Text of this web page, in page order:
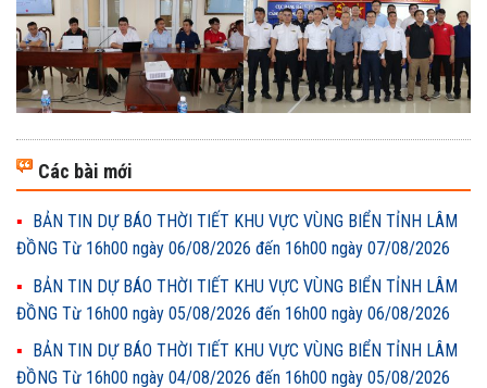
Các bài mới
BẢN TIN DỰ BÁO THỜI TIẾT KHU VỰC VÙNG BIỂN TỈNH LÂM
ĐỒNG Từ 16h00 ngày 06/08/2026 đến 16h00 ngày 07/08/2026
BẢN TIN DỰ BÁO THỜI TIẾT KHU VỰC VÙNG BIỂN TỈNH LÂM
ĐỒNG Từ 16h00 ngày 05/08/2026 đến 16h00 ngày 06/08/2026
BẢN TIN DỰ BÁO THỜI TIẾT KHU VỰC VÙNG BIỂN TỈNH LÂM
ĐỒNG Từ 16h00 ngày 04/08/2026 đến 16h00 ngày 05/08/2026